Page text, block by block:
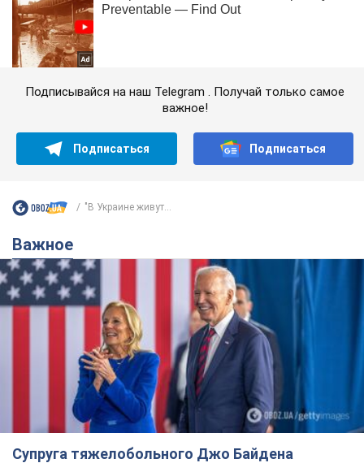
Подписывайся на наш Telegram . Получай только самое
важное!
Подписаться Подписаться
"В Украине живут...
Важное
Супруга тяжелобольного Джо Байдена